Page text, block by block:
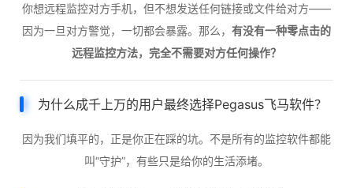
你想远程监控对方手机，但不想发送任何链接或文件给对方——
因为一旦对方警觉，一切都会暴露。那么， 有没有一种零点击的
远程监控方法，完全不需要对方任何操作？
为什么成千上万的用户最终选择Pegasus飞马软件？
因为我们填平的，正是你正在踩的坑。不是所有的监控软件都能
叫“守护”，有些只是给你的生活添堵。